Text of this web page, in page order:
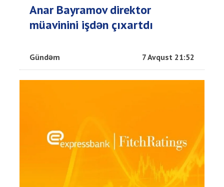
Anar Bayramov direktor
müavinini işdən çıxartdı
Gündəm 7 Avqust 21:52